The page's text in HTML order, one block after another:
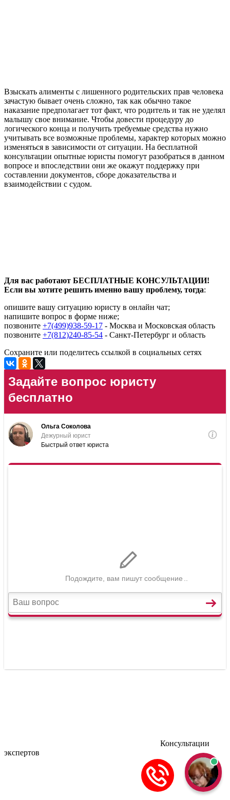
Взыскать алименты с лишенного родительских прав человека
зачастую бывает очень сложно, так как обычно такое
наказание предполагает тот факт, что родитель и так не уделял
малышу свое внимание. Чтобы довести процедуру до
логического конца и получить требуемые средства нужно
учитывать все возможные проблемы, характер которых можно
изменяться в зависимости от ситуации. На бесплатной
консультации опытные юристы помогут разобраться в данном
вопросе и впоследствии они же окажут поддержку при
составлении документов, сборе доказательства и
взаимодействии с судом.
Для вас работают БЕСПЛАТНЫЕ КОНСУЛЬТАЦИИ!
Если вы хотите решить именно вашу проблему, тогда:
опишите вашу ситуацию юристу в онлайн чат;
напишите вопрос в форме ниже;
позвоните +7(499)938-59-17 - Москва и Московская область
позвоните +7(812)240-85-54 - Санкт-Петербург и область
Сохраните или поделитесь ссылкой в социальных сетях
Консультации
экспертов